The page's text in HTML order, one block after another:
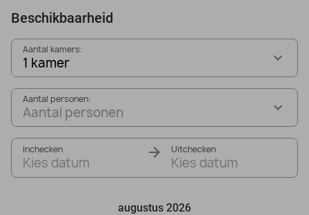
Beschikbaarheid
Aantal kamers:
1 kamer
Aantal personen:
Aantal personen
Inchecken
Kies datum
Uitchecken
Kies datum
augustus 2026